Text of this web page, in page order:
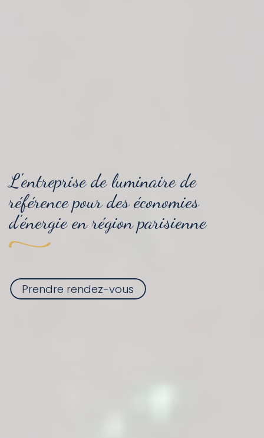
L'entreprisede luminairede
référence pourdes économies
d’énergieen région parisienne
Prendre rendez-vous